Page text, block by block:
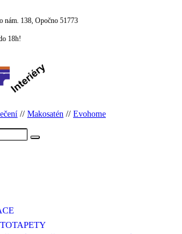
nám. 138, Opočno 51773
18h!
// Makosatén // Evohome